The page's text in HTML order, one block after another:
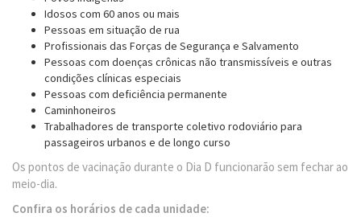
Idosos com 60 anos ou mais
Pessoas em situação de rua
Profissionais das Forças de Segurança e Salvamento
Pessoas com doenças crônicas não transmissíveis e outras
condições clínicas especiais
Pessoas com deficiência permanente
Caminhoneiros
Trabalhadores de transporte coletivo rodoviário para
passageiros urbanos e de longo curso
Os pontos de vacinação durante o Dia D funcionarão sem fechar ao
meio-dia.
Confira os horários de cada unidade: